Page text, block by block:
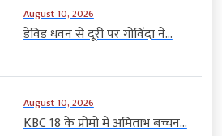
August 10, 2026
डेविड धवन से दूरी पर गोविंदा ने...
August 10, 2026
KBC 18 के प्रोमो में अमिताभ बच्चन...